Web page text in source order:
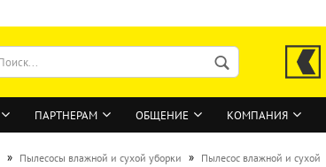
ПАРТНЕРАМ ОБЩЕНИЕ КОМПАНИЯ
» Пылесосы влажной и сухой уборки » Пылесос влажной и сухой